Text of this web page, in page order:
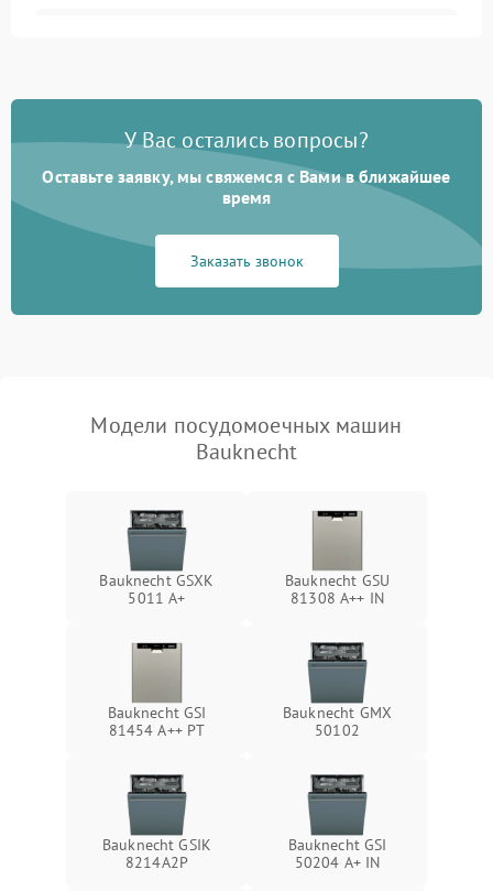
Проблемы с набором
Не работает сушилка 2100 ₽ Подробнее →
Сбои в работе таймера 1700 ₽
У Вас остались вопросы?
Оставьте заявку, мы свяжемся с Вами в ближайшее
время
Заказать звонок
Модели посудомоечных машин
Bauknecht
Bauknecht GSXK
5011 A+
Bauknecht GSU
81308 A++ IN
Bauknecht GSI
81454 A++ PT
Bauknecht GMX
50102
Bauknecht GSIK
8214A2P
Bauknecht GSI
50204 A+ IN